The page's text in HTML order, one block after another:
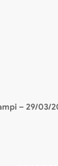
– 29/03/